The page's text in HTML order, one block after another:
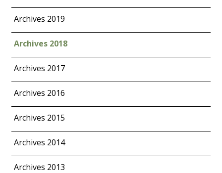
Archives 2019
Archives 2018
Archives 2017
Archives 2016
Archives 2015
Archives 2014
Archives 2013